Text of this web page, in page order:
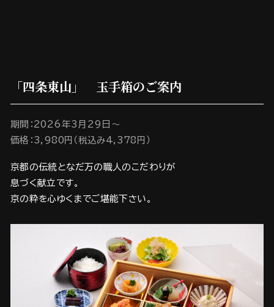
「四条東山」 玉手箱のご案内
期間：2026年3月29日～
価格：3,980円（税込み4,378円）
京都の伝統となだ万の職人のこだわりが
息づく献立です。
京の粋を心ゆくまでご堪能下さい。